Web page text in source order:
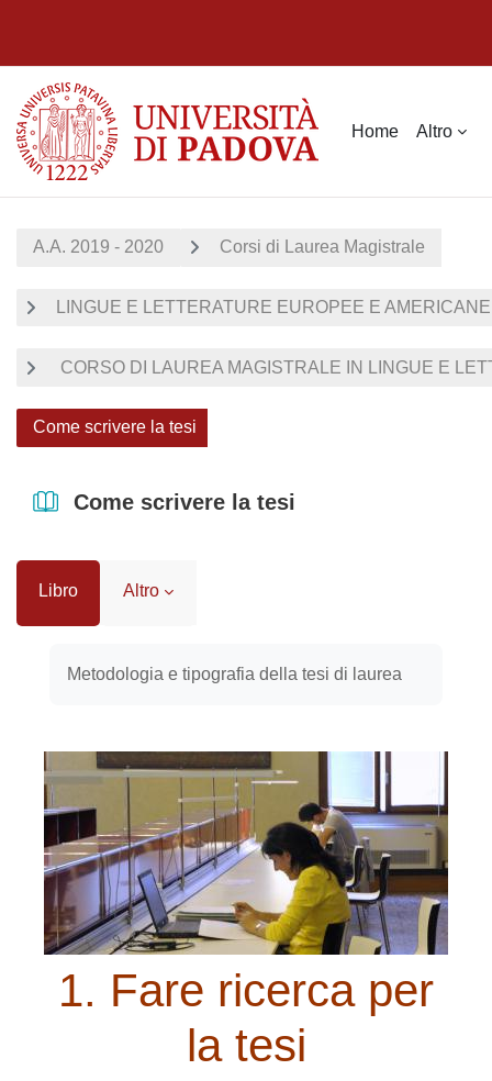
Home Altro
A.A. 2019 - 2020 Corsi di Laurea Magistrale
LINGUE E LETTERATURE EUROPEE E AMERICANE
CORSO DI LAUREA MAGISTRALE IN LINGUE E
Come scrivere la tesi
Come scrivere la tesi
Libro Altro
Metodologia e tipografia della tesi di laurea
1. Fare ricerca per
la tesi